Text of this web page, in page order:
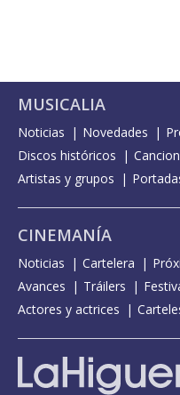
MUSICALIA
Noticias Novedades
Discos históricos
Artistas y grupos
CINEMANÍA
Noticias Cartelera
Avances
Tráilers
Actores y actrices